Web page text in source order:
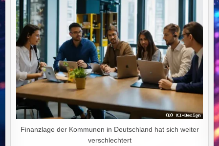
Finanzlage der Kommunen in Deutschland hat sich weiter
verschlechtert